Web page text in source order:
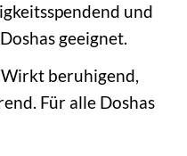
und
geeignet.
Wirkt beruhigend,
Für alle Doshas